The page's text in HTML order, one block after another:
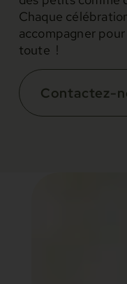
Chaque
accompagner
toute !
Contactez-